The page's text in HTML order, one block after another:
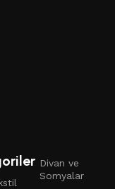
Divan ve
Somyalar